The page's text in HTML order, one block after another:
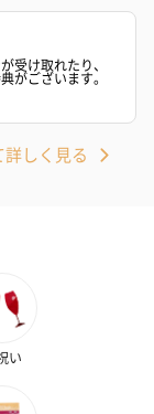
受け取れたり、
がございます。
しく見る
い